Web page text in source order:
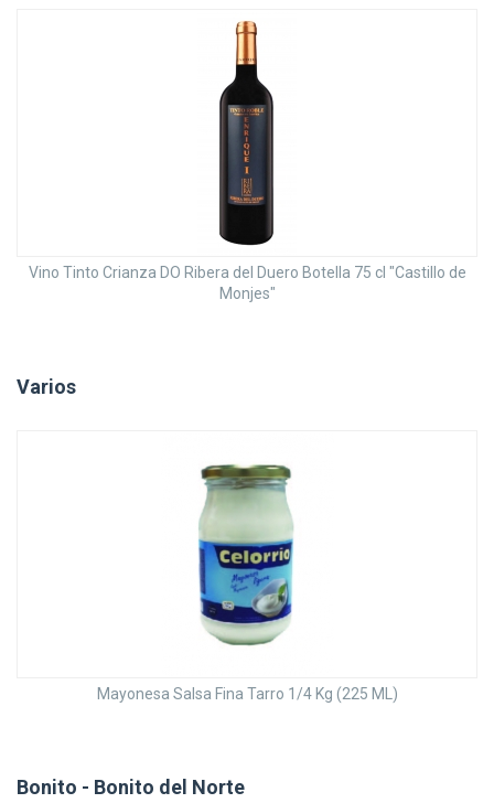
Vino Tinto Crianza DO Ribera del Duero Botella 75 cl "Castillo de
Monjes"
Varios
Mayonesa Salsa Fina Tarro 1/4 Kg (225 ML)
Bonito - Bonito del Norte